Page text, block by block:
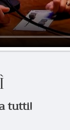
tutti!